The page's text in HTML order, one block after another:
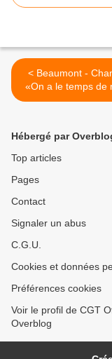
< Beaumont - Chambly :
«On a le temps de
sur le trajet pour
Hébergé par
Top articles
Pages
Contact
Signaler un abus
C.G.U.
Cookies et données
Préférences cookies
Voir le profil de CGT
Overblog